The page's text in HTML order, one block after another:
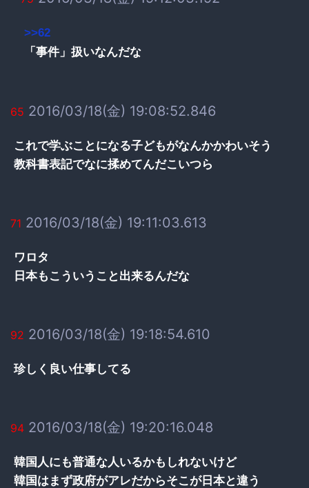
>>62
「事件」扱いなんだな
65 2016/03/18(金) 19:08:52.846
これで学ぶことになる子どもがなんかかわいそう
教科書表記でなに揉めてんだこいつら
71 2016/03/18(金) 19:11:03.613
ワロタ
日本もこういうこと出来るんだな
92 2016/03/18(金) 19:18:54.610
珍しく良い仕事してる
94 2016/03/18(金) 19:20:16.048
韓国人にも普通な人いるかもしれないけど
韓国はまず政府がアレだからそこが日本と違う